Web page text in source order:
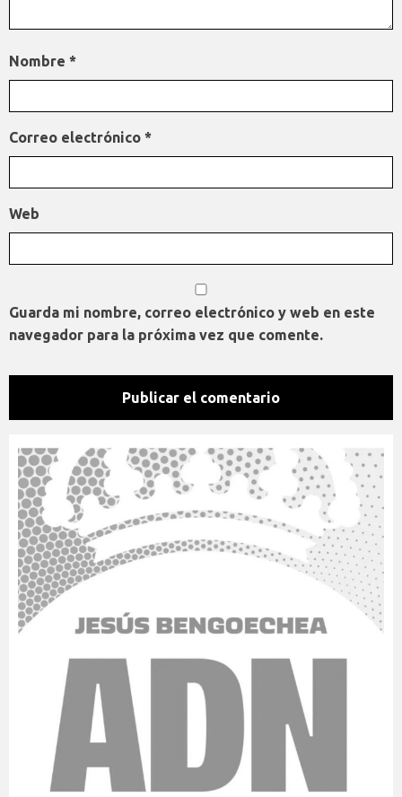
Nombre *
Correo electrónico *
Web
Guarda mi nombre, correo electrónico y web en este
navegador para la próxima vez que comente.